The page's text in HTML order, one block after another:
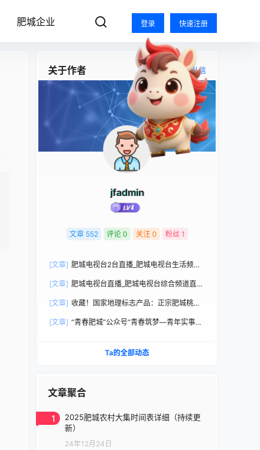
肥城企业 登录 快速注册
关于作者 关注 私信
jfadmin
文章 552 评论 0 关注 0 粉丝 1
[文章] 肥城电视台2台直播_肥城电视台生活频道
[文章] 肥城电视台直播_肥城电视台综合频道直播
[文章] 收藏！国家地理标志产品：正宗肥城桃选
[文章] “青春肥城”公众号“青春筑梦—青年实事直
Ta的全部动态
文章聚合
1
2025肥城农村大集时间表详细（持续更
新）
24年12月24日